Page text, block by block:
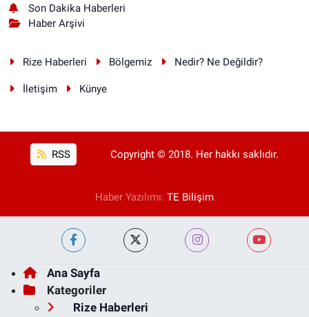
Son Dakika Haberleri
Haber Arşivi
Rize Haberleri Bölgemiz Nedir? Ne Değildir?
İletişim Künye
RSS Copyright © 2018. Her hakkı saklıdır.
Haber Yazılımı: TE Bilişim
Ana Sayfa
Kategoriler
Rize Haberleri